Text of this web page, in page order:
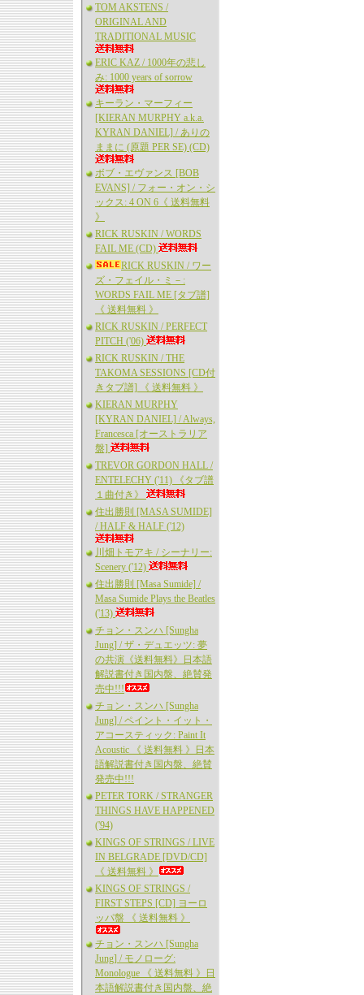
TOM AKSTENS /
ORIGINAL AND
TRADITIONAL MUSIC
ERIC KAZ / 1000年の悲し
み: 1000 years of sorrow
キーラン・マーフィー
[KIERAN MURPHY a.k.a.
KYRAN DANIEL] / ありの
ままに (原題 PER SE) (CD)
ボブ・エヴァンス [BOB
EVANS] / フォー・オン・シ
ックス: 4 ON 6《 送料無料
》
RICK RUSKIN / WORDS
FAIL ME (CD)
RICK RUSKIN / ワー
ズ・フェイル・ミ－:
WORDS FAIL ME [タブ譜]
《 送料無料 》
RICK RUSKIN / PERFECT
PITCH ('06)
RICK RUSKIN / THE
TAKOMA SESSIONS [CD付
きタブ譜] 《 送料無料 》
KIERAN MURPHY
[KYRAN DANIEL] / Always,
Francesca [オーストラリア
盤]
TREVOR GORDON HALL /
ENTELECHY ('11) 《タブ譜
１曲付き》
住出勝則 [MASA SUMIDE]
/ HALF & HALF ('12)
川畑トモアキ / シーナリー:
Scenery ('12)
住出勝則 [Masa Sumide] /
Masa Sumide Plays the Beatles
('13)
チョン・スンハ [Sungha
Jung] / ザ・デュエッツ: 夢
の共演《送料無料》日本語
解説書付き国内盤、絶賛発
売中!!!
チョン・スンハ [Sungha
Jung] / ペイント・イット・
アコースティック: Paint It
Acoustic 《 送料無料 》日本
語解説書付き国内盤、絶賛
発売中!!!
PETER TORK / STRANGER
THINGS HAVE HAPPENED
('94)
KINGS OF STRINGS / LIVE
IN BELGRADE [DVD/CD]
《 送料無料 》
KINGS OF STRINGS /
FIRST STEPS [CD] ヨーロ
ッパ盤 《 送料無料 》
チョン・スンハ [Sungha
Jung] / モノローグ:
Monologue 《 送料無料 》日
本語解説書付き国内盤、絶